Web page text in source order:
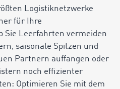
Logistiknetzwerke
für Ihre
Sie Leerfahrten vermeiden
saisonale Spitzen und
Partnern auffangen oder
noch effizienter
Optimieren Sie mit dem